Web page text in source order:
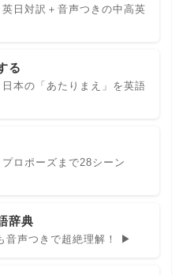
日対訳＋音声つきの中高英
る
本の「あたりまえ」を英語
ロポーズまで28シーン
辞典
音声つきで超絶理解！ ▶